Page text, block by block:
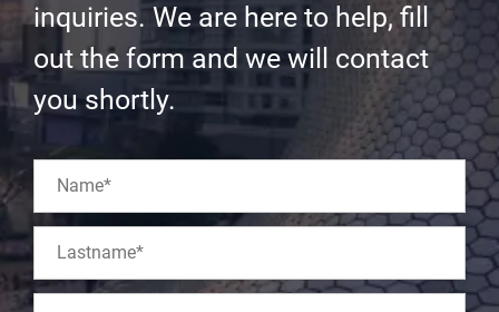
inquiries. We are here to help, fill
out the form and we will contact
you shortly.